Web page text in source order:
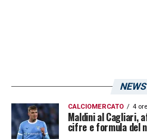
lucidità e velocità di
VERSO IL “TROFEO
NEWS
CALCIOMERCATO 4
Maldini al Cagliari,
cifre e formula del